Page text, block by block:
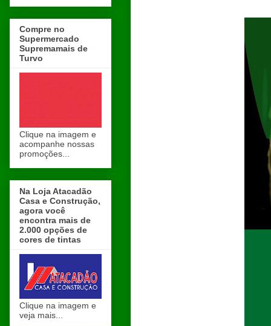
Compre no
Supermercado
Supremamais de
Turvo
Clique na imagem e
acompanhe nossas
promoções...
Na Loja Atacadão
Casa e Construção,
agora você
encontra mais de
2.000 opções de
cores de tintas
Clique na imagem e
veja mais...